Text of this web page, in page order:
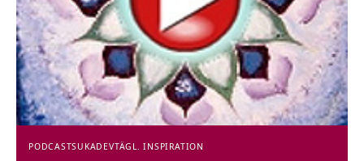
PODCASTSUKADEVTÄGL. INSPIRATION